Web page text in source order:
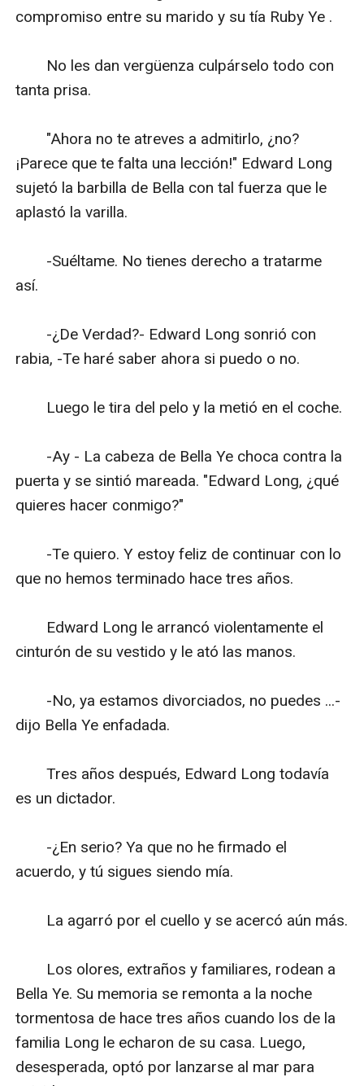
compromiso entre su marido y su tía Ruby Ye .
No les dan vergüenza culpárselo todo con
tanta prisa.
"Ahora no te atreves a admitirlo, ¿no?
¡Parece que te falta una lección!" Edward Long
sujetó la barbilla de Bella con tal fuerza que le
aplastó la varilla.
-Suéltame. No tienes derecho a tratarme
así.
-¿De Verdad?- Edward Long sonrió con
rabia, -Te haré saber ahora si puedo o no.
Luego le tira del pelo y la metió en el coche.
-Ay - La cabeza de Bella Ye choca contra la
puerta y se sintió mareada. "Edward Long, ¿qué
quieres hacer conmigo?"
-Te quiero. Y estoy feliz de continuar con lo
que no hemos terminado hace tres años.
Edward Long le arrancó violentamente el
cinturón de su vestido y le ató las manos.
-No, ya estamos divorciados, no puedes ...-
dijo Bella Ye enfadada.
Tres años después, Edward Long todavía
es un dictador.
-¿En serio? Ya que no he firmado el
acuerdo, y tú sigues siendo mía.
La agarró por el cuello y se acercó aún más.
Los olores, extraños y familiares, rodean a
Bella Ye. Su memoria se remonta a la noche
tormentosa de hace tres años cuando los de la
familia Long le echaron de su casa. Luego,
desesperada, optó por lanzarse al mar para